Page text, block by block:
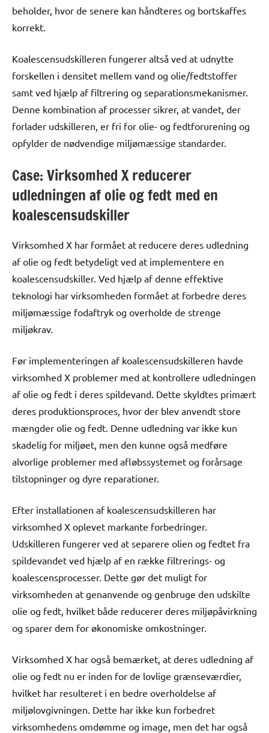
beholder, hvor de senere kan håndteres og bortskaffes
korrekt.
Koalescensudskilleren fungerer altså ved at udnytte
forskellen i densitet mellem vand og olie/fedtstoffer
samt ved hjælp af filtrering og separationsmekanismer.
Denne kombination af processer sikrer, at vandet, der
forlader udskilleren, er fri for olie- og fedtforurening og
opfylder de nødvendige miljømæssige standarder.
Case: Virksomhed X reducerer
udledningen af olie og fedt med en
koalescensudskiller
Virksomhed X har formået at reducere deres udledning
af olie og fedt betydeligt ved at implementere en
koalescensudskiller. Ved hjælp af denne effektive
teknologi har virksomheden formået at forbedre deres
miljømæssige fodaftryk og overholde de strenge
miljøkrav.
Før implementeringen af koalescensudskilleren havde
virksomhed X problemer med at kontrollere udledningen
af olie og fedt i deres spildevand. Dette skyldtes primært
deres produktionsproces, hvor der blev anvendt store
mængder olie og fedt. Denne udledning var ikke kun
skadelig for miljøet, men den kunne også medføre
alvorlige problemer med afløbssystemet og forårsage
tilstopninger og dyre reparationer.
Efter installationen af koalescensudskilleren har
virksomhed X oplevet markante forbedringer.
Udskilleren fungerer ved at separere olien og fedtet fra
spildevandet ved hjælp af en række filtrerings- og
koalescensprocesser. Dette gør det muligt for
virksomheden at genanvende og genbruge den udskilte
olie og fedt, hvilket både reducerer deres miljøpåvirkning
og sparer dem for økonomiske omkostninger.
Virksomhed X har også bemærket, at deres udledning af
olie og fedt nu er inden for de lovlige grænseværdier,
hvilket har resulteret i en bedre overholdelse af
miljølovgivningen. Dette har ikke kun forbedret
virksomhedens omdømme og image, men det har også